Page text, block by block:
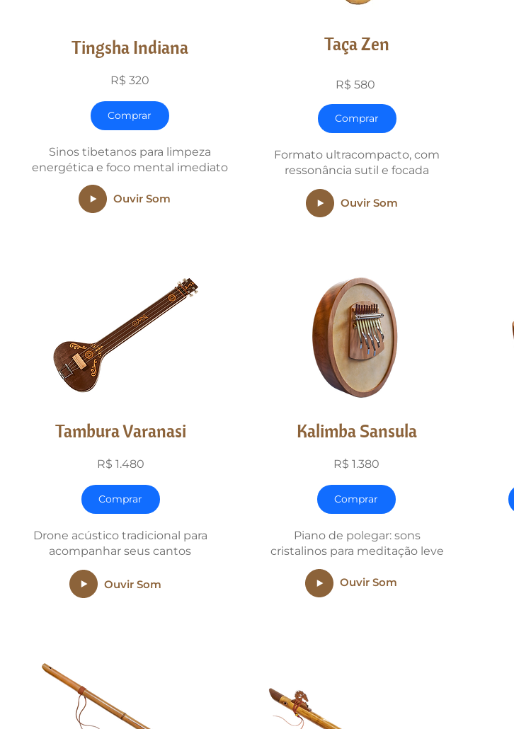
Tingsha Indiana
R$ 320
Comprar
Sinos tibetanos para limpeza
energética e foco mental imediato
Ouvir Som
Taça Zen
R$ 580
Comprar
Formato ultracompacto, com
ressonância sutil e focada
Ouvir Som
Tambura Varanasi
R$ 1.480
Comprar
Drone acústico tradicional para
acompanhar seus cantos
Ouvir Som
Kalimba Sansula
R$ 1.380
Comprar
Piano de polegar: sons
cristalinos para meditação leve
Ouvir Som